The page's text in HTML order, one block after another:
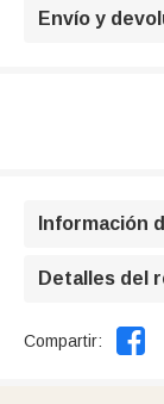
Envío y
Información
Detalles del
Compartir: 